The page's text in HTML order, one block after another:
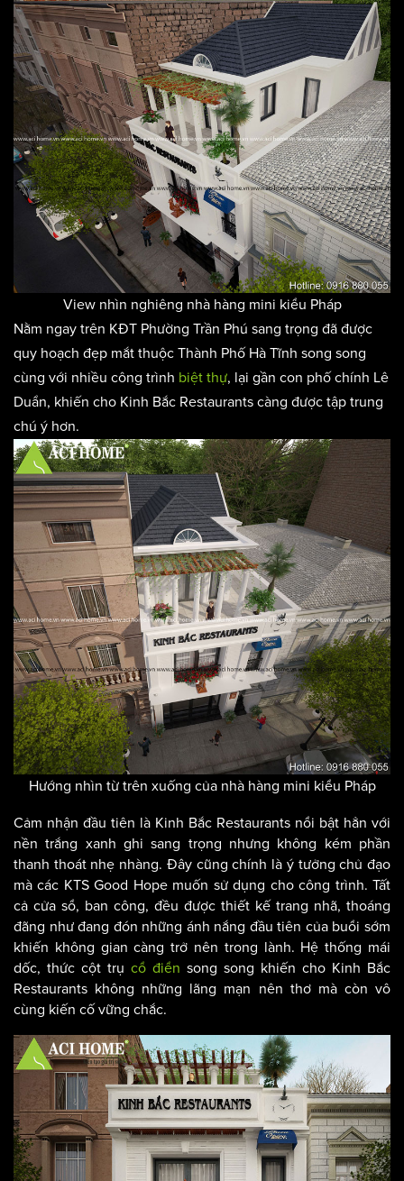
View nhìn nghiêng nhà hàng mini kiểu Pháp
Nằm ngay trên KĐT Phường Trần Phú sang trọng đã được
quy hoạch đẹp mắt thuộc Thành Phố Hà Tĩnh song song
cùng với nhiều công trình biệt thự, lại gần con phố chính Lê
Duẩn, khiến cho Kinh Bắc Restaurants càng được tập trung
chú ý hơn.
Hướng nhìn từ trên xuống của nhà hàng mini kiểu Pháp
Cảm nhận đầu tiên là Kinh Bắc Restaurants nổi bật hẳn với
nền trắng xanh ghi sang trọng nhưng không kém phần
thanh thoát nhẹ nhàng. Đây cũng chính là ý tưởng chủ đạo
mà các KTS Good Hope muốn sử dụng cho công trình. Tất
cả cửa sổ, ban công, đều được thiết kế trang nhã, thoáng
đãng như đang đón những ánh nắng đầu tiên của buổi sớm
khiến không gian càng trở nên trong lành. Hệ thống mái
dốc, thức cột trụ cổ điển song song khiến cho Kinh Bắc
Restaurants không những lãng mạn nên thơ mà còn vô
cùng kiến cố vững chắc.